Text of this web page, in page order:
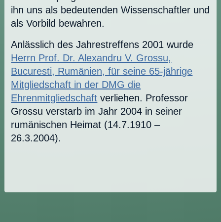
ihn uns als bedeutenden Wissenschaftler und
als Vorbild bewahren.
Anlässlich des Jahrestreffens 2001 wurde
Herrn Prof. Dr. Alexandru V. Grossu,
Bucuresti, Rumänien, für seine 65-jährige
Mitgliedschaft in der DMG die
Ehrenmitgliedschaft verliehen. Professor
Grossu verstarb im Jahr 2004 in seiner
rumänischen Heimat (14.7.1910 –
26.3.2004).